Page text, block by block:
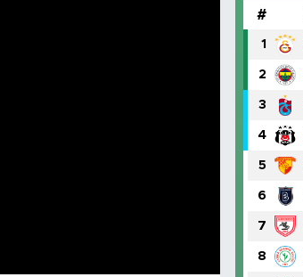
#
1
2
3
4
5
6
7
8